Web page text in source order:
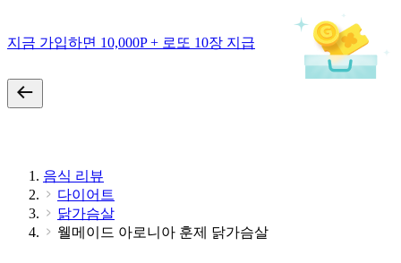
지금 가입하면 10,000P + 로또 10장 지급
음식 리뷰
다이어트
닭가슴살
웰메이드 아로니아 훈제 닭가슴살